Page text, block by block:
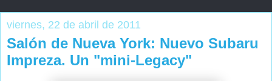
viernes, 22 de abril de 2011
Salón de Nueva York: Nuevo Subaru
Impreza. Un "mini-Legacy"